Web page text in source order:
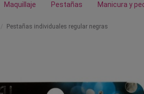
Maquillaje Pestañas Manicura y
Pestañas individuales regular negras